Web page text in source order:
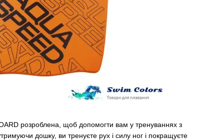
розроблена, щоб допомогти вам у тренуваннях з
дошку, ви тренуєте рух і силу ног і покращуєте